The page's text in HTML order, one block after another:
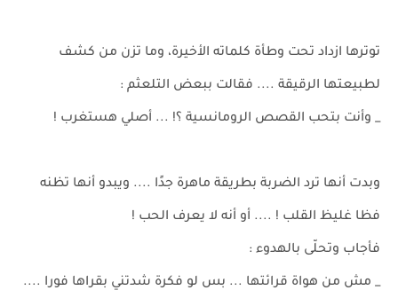
توترها ازداد تحت وطأة كلماته الأخيرة، وما تزن من كشف
لطبيعتها الرقيقة .... فقالت ببعض التلعثم :
_ وأنت بتحب القصص الرومانسية ؟! ... أصلي هستغرب !
وبدت أنها ترد الضربة بطريقة ماهرة جدًا .... ويبدو أنها تظنه
فظا غليظ القلب ! .... أو أنه لا يعرف الحب !
فأجاب وتحلّى بالهدوء :
_ مش من هواة قرائتها ... بس لو فكرة شدتني بقراها فورا ....